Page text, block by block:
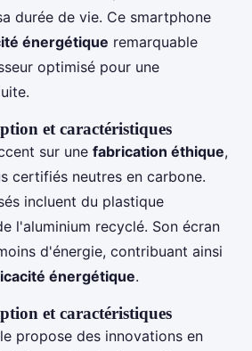
durée de vie. Ce smartphone
énergétique remarquable
optimisé pour une
et caractéristiques
sur une fabrication éthique,
certifiés neutres en carbone.
incluent du plastique
l'aluminium recyclé. Son écran
d'énergie, contribuant ainsi
énergétique.
et caractéristiques
propose des innovations en